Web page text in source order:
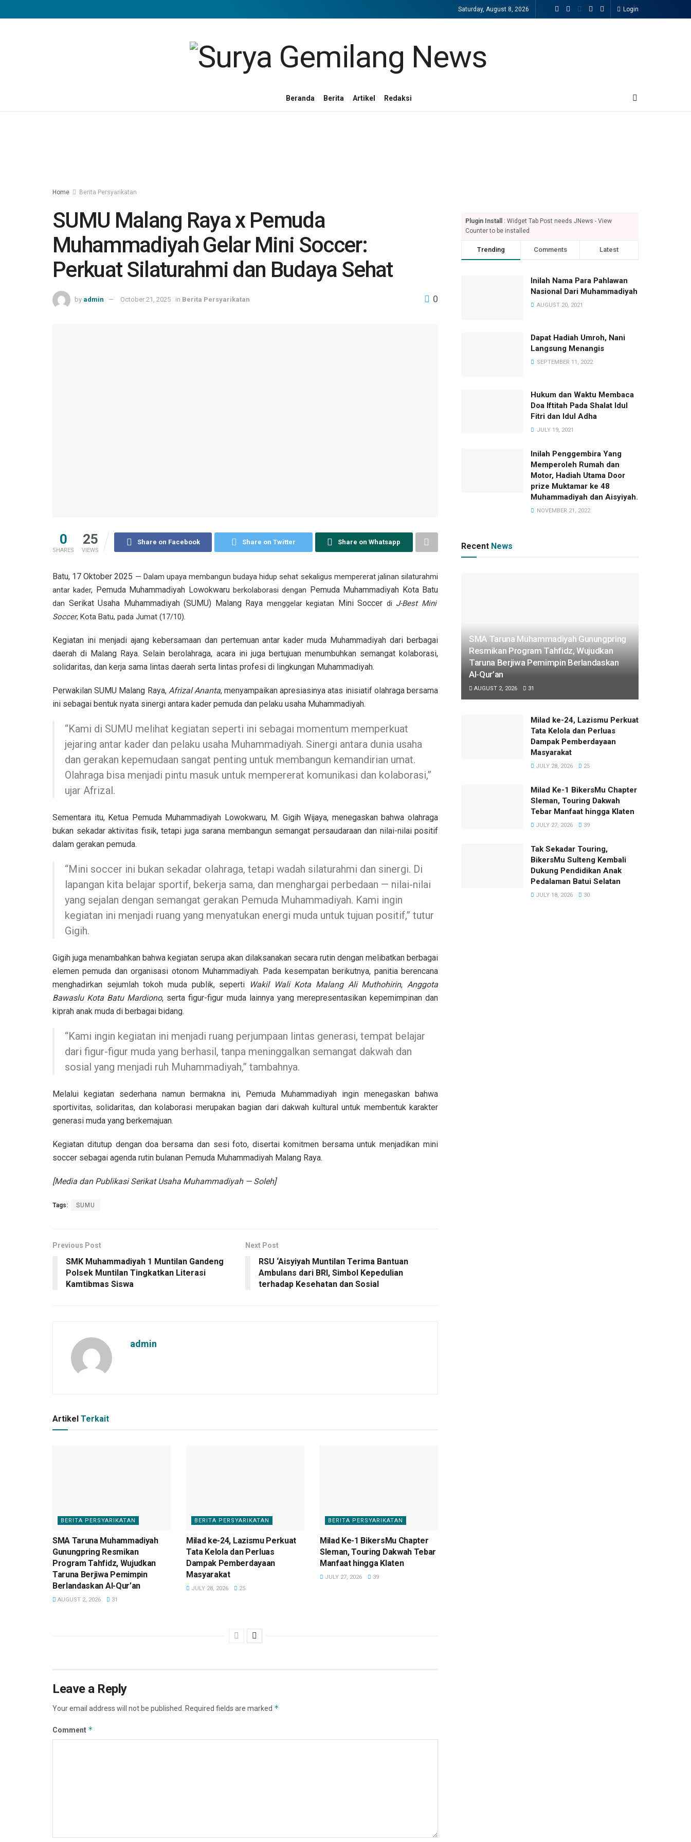
Saturday, August 8, 2026 Login
Beranda Berita Artikel Redaksi
Home Berita Persyarikatan
SUMU Malang Raya x Pemuda
Muhammadiyah Gelar Mini Soccer:
Perkuat Silaturahmi dan Budaya Sehat
by admin October 21, 2025 in Berita Persyarikatan 0
0
SHARES
25
VIEWS
Share on Facebook Share on Twitter Share on Whatsapp
Batu, 17 Oktober 2025 — Dalam upaya membangun budaya hidup sehat sekaligus mempererat jalinan silaturahmi
antar kader, Pemuda Muhammadiyah Lowokwaruberkolaborasi dengan Pemuda Muhammadiyah Kota Batu
dan Serikat Usaha Muhammadiyah (SUMU) Malang Raya menggelar kegiatan Mini Soccer di J-Best Mini
Soccer, Kota Batu, pada Jumat (17/10).
Kegiatan ini menjadi ajang kebersamaan dan pertemuan antar kader muda Muhammadiyah dari berbagai
daerah di Malang Raya. Selain berolahraga, acara ini juga bertujuan menumbuhkan semangat kolaborasi,
solidaritas, dan kerja sama lintas daerah serta lintas profesi di lingkungan Muhammadiyah.
Perwakilan SUMU Malang Raya, Afrizal Ananta, menyampaikan apresiasinya atas inisiatif olahraga bersama
ini sebagai bentuk nyata sinergi antara kader pemuda dan pelaku usaha Muhammadiyah.
“Kami di SUMU melihat kegiatan seperti ini sebagai momentum memperkuat
jejaring antar kader dan pelaku usaha Muhammadiyah. Sinergi antara dunia usaha
dan gerakan kepemudaan sangat penting untuk membangun kemandirian umat.
Olahraga bisa menjadi pintu masuk untuk mempererat komunikasi dan kolaborasi,”
ujar Afrizal.
Sementara itu, Ketua Pemuda Muhammadiyah Lowokwaru, M. Gigih Wijaya, menegaskan bahwa olahraga
bukan sekadar aktivitas fisik, tetapi juga sarana membangun semangat persaudaraan dan nilai-nilai positif
dalam gerakan pemuda.
“Mini soccer ini bukan sekadar olahraga, tetapi wadah silaturahmi dan sinergi. Di
lapangan kita belajar sportif, bekerja sama, dan menghargai perbedaan — nilai-nilai
yang sejalan dengan semangat gerakan Pemuda Muhammadiyah. Kami ingin
kegiatan ini menjadi ruang yang menyatukan energi muda untuk tujuan positif,” tutur
Gigih.
Gigih juga menambahkan bahwa kegiatan serupa akan dilaksanakan secara rutin dengan melibatkan berbagai
elemen pemuda dan organisasi otonom Muhammadiyah. Pada kesempatan berikutnya, panitia berencana
menghadirkan sejumlah tokoh muda publik, seperti
Wakil Wali Kota Malang Ali Muthohirin, Anggota
Bawaslu Kota Batu Mardiono, serta figur-figur muda lainnya yang merepresentasikan kepemimpinan dan
kiprah anak muda di berbagai bidang.
“Kami ingin kegiatan ini menjadi ruang perjumpaan lintas generasi, tempat belajar
dari figur-figur muda yang berhasil, tanpa meninggalkan semangat dakwah dan
sosial yang menjadi ruh Muhammadiyah,” tambahnya.
Melalui kegiatan sederhana namun bermakna ini, Pemuda Muhammadiyah ingin menegaskan bahwa
sportivitas, solidaritas, dan kolaborasi merupakan bagian dari dakwah kultural untuk membentuk karakter
generasi muda yang berkemajuan.
Kegiatan ditutup dengan doa bersama dan sesi foto, disertai komitmen bersama untuk menjadikan mini
soccer sebagai agenda rutin bulanan Pemuda Muhammadiyah Malang Raya.
[Media dan Publikasi Serikat Usaha Muhammadiyah — Soleh]
Tags: SUMU
Previous Post
SMK Muhammadiyah 1 Muntilan Gandeng
Polsek Muntilan Tingkatkan Literasi
Kamtibmas Siswa
Next Post
RSU ‘Aisyiyah Muntilan Terima Bantuan
Ambulans dari BRI, Simbol Kepedulian
terhadap Kesehatan dan Sosial
admin
Artikel Terkait
BERITA PERSYARIKATAN
SMA Taruna Muhammadiyah
Gunungpring Resmikan
Program Tahfidz, Wujudkan
Taruna Berjiwa Pemimpin
Berlandaskan Al-Qur’an
AUGUST 2, 2026 31
BERITA PERSYARIKATAN
Milad ke-24, Lazismu Perkuat
Tata Kelola dan Perluas
Dampak Pemberdayaan
Masyarakat
JULY 28, 2026 25
BERITA PERSYARIKATAN
Milad Ke-1 BikersMu Chapter
Sleman, Touring Dakwah Tebar
Manfaat hingga Klaten
JULY 27, 2026 39
Leave a Reply
Your email address will not be published. Required fields are marked *
Comment *
Plugin Install
: Widget Tab Post needs JNews - View
Counter to be installed
Trending Comments Latest
Inilah Nama Para Pahlawan
Nasional Dari Muhammadiyah
AUGUST 20, 2021
Dapat Hadiah Umroh, Nani
Langsung Menangis
SEPTEMBER 11, 2022
Hukum dan Waktu Membaca
Doa Iftitah Pada Shalat Idul
Fitri dan Idul Adha
JULY 19, 2021
Inilah Penggembira Yang
Memperoleh Rumah dan
Motor, Hadiah Utama Door
prize Muktamar ke 48
Muhammadiyah dan Aisyiyah.
NOVEMBER 21, 2022
Recent News
SMA Taruna Muhammadiyah Gunungpring
Resmikan Program Tahfidz, Wujudkan
Taruna Berjiwa Pemimpin Berlandaskan
Al-Qur’an
AUGUST 2, 2026 31
Milad ke-24, Lazismu Perkuat
Tata Kelola dan Perluas
Dampak Pemberdayaan
Masyarakat
JULY 28, 2026 25
Milad Ke-1 BikersMu Chapter
Sleman, Touring Dakwah
Tebar Manfaat hingga Klaten
JULY 27, 2026 39
Tak Sekadar Touring,
BikersMu Sulteng Kembali
Dukung Pendidikan Anak
Pedalaman Batui Selatan
JULY 18, 2026 30